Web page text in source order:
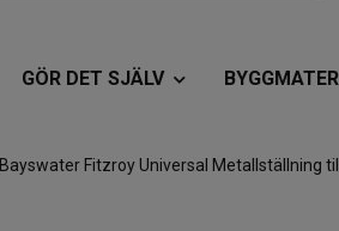
GÖR DET SJÄLV
Bayswater Fitzroy Universal Metallställning